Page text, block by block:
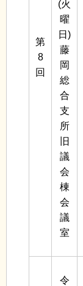
第
8
回
(火
曜
日)
藤
岡
総
合
支
所
旧
議
会
棟
会
議
室
令